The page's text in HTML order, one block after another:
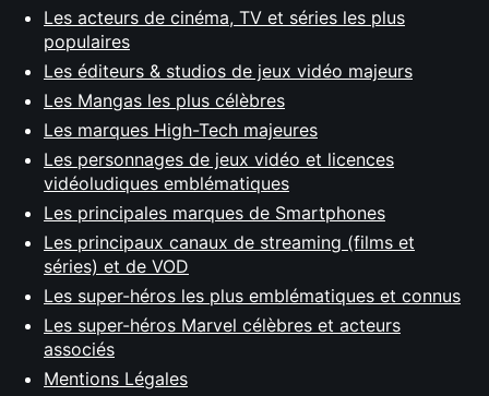
Les acteurs de cinéma, TV et séries les plus
populaires
Les éditeurs & studios de jeux vidéo majeurs
Les Mangas les plus célèbres
Les marques High-Tech majeures
Les personnages de jeux vidéo et licences
vidéoludiques emblématiques
Les principales marques de Smartphones
Les principaux canaux de streaming (films et
séries) et de VOD
Les super-héros les plus emblématiques et connus
Les super-héros Marvel célèbres et acteurs
associés
Mentions Légales